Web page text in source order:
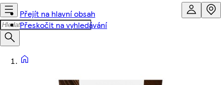
Přejít na hlavní obsah
Přeskočit na vyhledávání